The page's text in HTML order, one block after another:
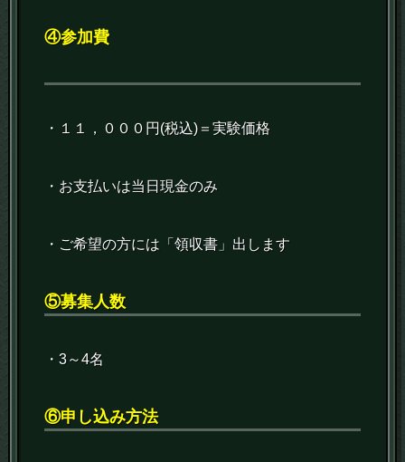
④参加費
・１１，０００円(税込)＝実験価格
・お支払いは当日現金のみ
・ご希望の方には「領収書」出します
⑤募集人数
・3～4名
⑥申し込み方法